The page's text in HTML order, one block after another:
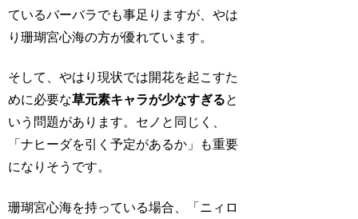
ているバーバラでも事足りますが、やは
り珊瑚宮心海の方が優れています。
そして、やはり現状では開花を起こすた
めに必要な草元素キャラが少なすぎると
いう問題があります。セノと同じく、
「ナヒーダを引く予定があるか」も重要
になりそうです。
珊瑚宮心海を持っている場合、「ニィロ